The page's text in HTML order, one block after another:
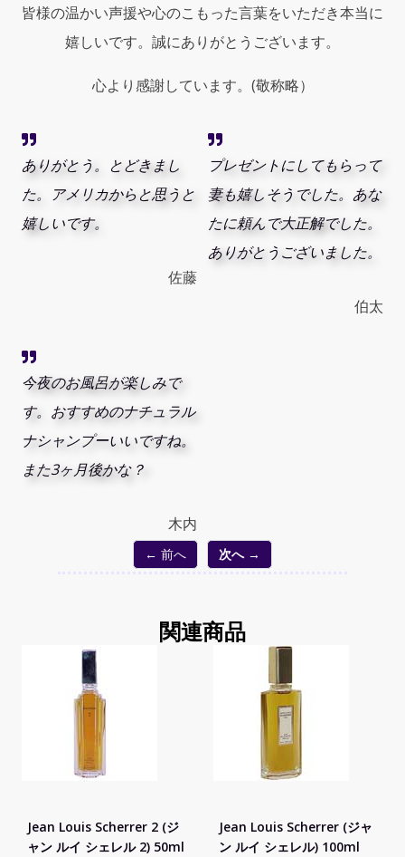
皆様の温かい声援や心のこもった言葉をいただき本当に
嬉しいです。誠にありがとうございます。
心より感謝しています。(敬称略）
ありがとう。とどきまし
た。アメリカからと思うと
嬉しいです。
佐藤
プレゼントにしてもらって
妻も嬉しそうでした。あな
たに頼んで大正解でした。
ありがとうございました。
伯太
今夜のお風呂が楽しみで
す。おすすめのナチュラル
ナシャンプーいいですね。
また3ヶ月後かな？
木内
← 前へ 次へ →
関連商品
Jean Louis Scherrer 2 (ジ
ャン ルイ シェレル 2) 50ml
Jean Louis Scherrer (ジャ
ン ルイ シェレル) 100ml